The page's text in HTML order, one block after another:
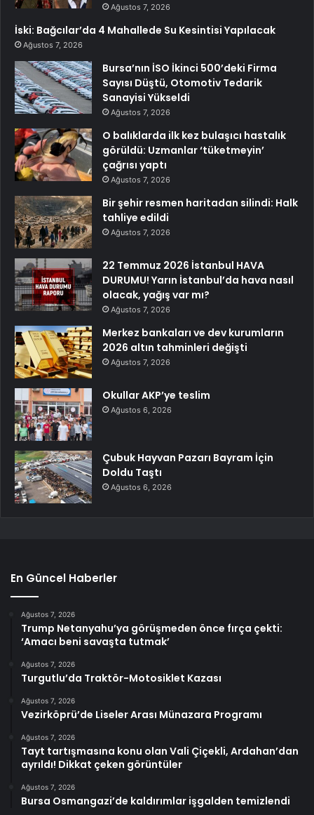
Ağustos 7, 2026
İski: Bağcılar’da 4 Mahallede Su Kesintisi Yapılacak
Ağustos 7, 2026
Bursa’nın İSO İkinci 500’deki Firma
Sayısı Düştü, Otomotiv Tedarik
Sanayisi Yükseldi
Ağustos 7, 2026
O balıklarda ilk kez bulaşıcı hastalık
görüldü: Uzmanlar ‘tüketmeyin’
çağrısı yaptı
Ağustos 7, 2026
Bir şehir resmen haritadan silindi: Halk
tahliye edildi
Ağustos 7, 2026
22 Temmuz 2026 İstanbul HAVA
DURUMU! Yarın İstanbul’da hava nasıl
olacak, yağış var mı?
Ağustos 7, 2026
Merkez bankaları ve dev kurumların
2026 altın tahminleri değişti
Ağustos 7, 2026
Okullar AKP’ye teslim
Ağustos 6, 2026
Çubuk Hayvan Pazarı Bayram İçin
Doldu Taştı
Ağustos 6, 2026
En Güncel Haberler
Ağustos 7, 2026
Trump Netanyahu’ya görüşmeden önce fırça çekti:
‘Amacı beni savaşta tutmak’
Ağustos 7, 2026
Turgutlu’da Traktör-Motosiklet Kazası
Ağustos 7, 2026
Vezirköprü’de Liseler Arası Münazara Programı
Ağustos 7, 2026
Tayt tartışmasına konu olan Vali Çiçekli, Ardahan’dan
ayrıldı! Dikkat çeken görüntüler
Ağustos 7, 2026
Bursa Osmangazi’de kaldırımlar işgalden temizlendi